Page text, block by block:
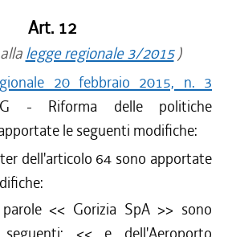
Art. 12
legge regionale 3/2015)
20 febbraio 2015, n. 3
- Riforma delle politiche
le seguenti modifiche:
dell'articolo 64 sono apportate
<< Gorizia SpA>> sono